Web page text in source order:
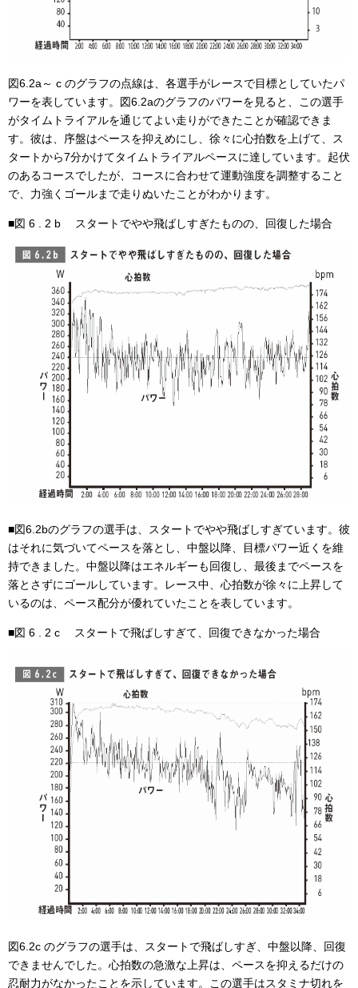
図6.2a～ c のグラフの点線は、各選手がレースで目標としていたパ
ワーを表しています。図6.2aのグラフのパワーを見ると、この選手
がタイムトライアルを通じてよい走りができたことが確認できま
す。彼は、序盤はペースを抑えめにし、徐々に心拍数を上げて、ス
タートから7分かけてタイムトライアルペースに達しています。起伏
のあるコースでしたが、コースに合わせて運動強度を調整すること
で、力強くゴールまで走りぬいたことがわかります。
■図 6 . 2 b スタートでやや飛ばしすぎたものの、回復した場合
■図6.2bのグラフの選手は、スタートでやや飛ばしすぎています。彼
はそれに気づいてペースを落とし、中盤以降、目標パワー近くを維
持できました。中盤以降はエネルギーも回復し、最後までペースを
落とさずにゴールしています。レース中、心拍数が徐々に上昇して
いるのは、ペース配分が優れていたことを表しています。
■図 6 . 2 c スタートで飛ばしすぎて、回復できなかった場合
図6.2c のグラフの選手は、スタートで飛ばしすぎ、中盤以降、回復
できませんでした。心拍数の急激な上昇は、ペースを抑えるだけの
忍耐力がなかったことを示しています。この選手はスタミナ切れを